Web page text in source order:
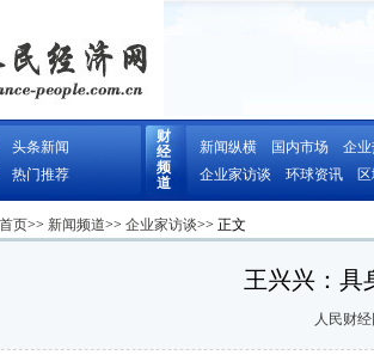
头条新闻
热门推荐
财
经
频
道
新闻纵横 国内市场
企业
企业家访谈
环球资讯
首页>> 新闻频道>> 企业家访谈>> 正文
王兴兴：具
人民财经